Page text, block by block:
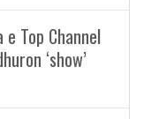
Top Channel
‘show’